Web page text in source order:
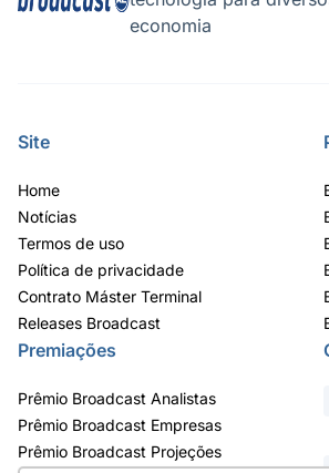
economia
Site
Home
Notícias
Termos de uso
Política de privacidade
Contrato Máster Terminal
Releases Broadcast
Premiações
Prêmio Broadcast Analistas
Prêmio Broadcast Empresas
Prêmio Broadcast Projeções